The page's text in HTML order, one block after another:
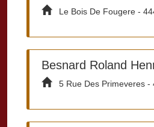
Le Bois De Fougere -
Besnard Roland
5 Rue Des Primeveres -